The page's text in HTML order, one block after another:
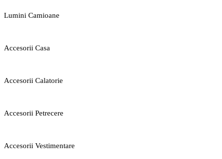
Lumini Camioane
Accesorii Casa
Accesorii Calatorie
Accesorii Petrecere
Accesorii Vestimentare